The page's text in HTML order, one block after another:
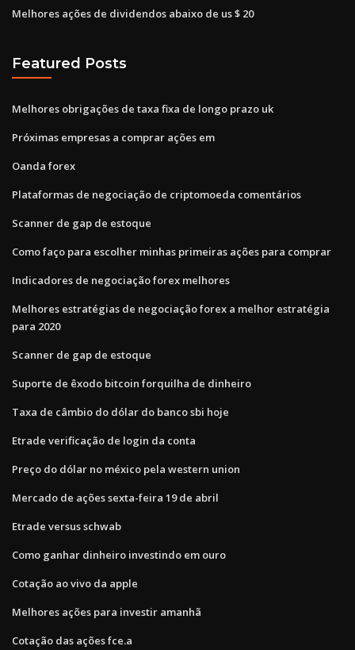
Melhores ações de dividendos abaixo de us $ 20
Featured Posts
Melhores obrigações de taxa fixa de longo prazo uk
Próximas empresas a comprar ações em
Oanda forex
Plataformas de negociação de criptomoeda comentários
Scanner de gap de estoque
Como faço para escolher minhas primeiras ações para comprar
Indicadores de negociação forex melhores
Melhores estratégias de negociação forex a melhor estratégia
para 2020
Scanner de gap de estoque
Suporte de êxodo bitcoin forquilha de dinheiro
Taxa de câmbio do dólar do banco sbi hoje
Etrade verificação de login da conta
Preço do dólar no méxico pela western union
Mercado de ações sexta-feira 19 de abril
Etrade versus schwab
Como ganhar dinheiro investindo em ouro
Cotação ao vivo da apple
Melhores ações para investir amanhã
Cotação das ações fce.a